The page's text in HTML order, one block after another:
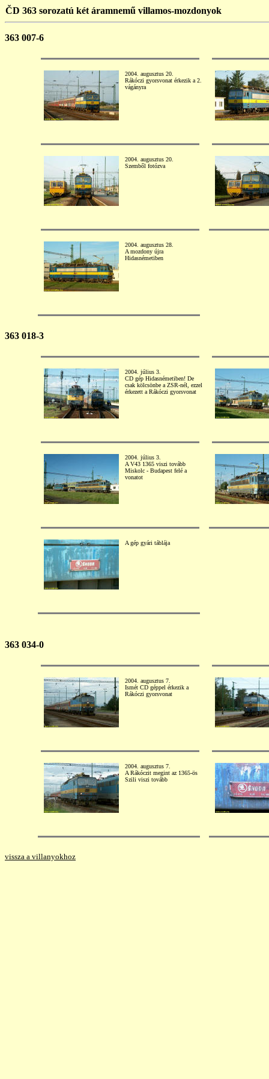
ČD 363 sorozatú két áramnemű villamos-mozdonyok
363 007-6
2004. augusztus 20.
Rákóczi gyorsvonat érkezik a 2.
vágányra
2004. augusztus 20.
Szemből fotózva
2004. augusztus 28.
A mozdony újra
Hidasnémetiben
363 018-3
2004. július 3.
CD gép Hidasnémetiben! De
csak kölcsönbe a ZSR-nél, ezzel
érkezett a Rákóczi gyorsvonat
2004. július 3.
A V43 1365 viszi tovább
Miskolc - Budapest felé a
vonatot
A gép gyári táblája
363 034-0
2004. augusztus 7.
Ismét CD géppel érkezik a
Rákóczi gyorsvonat
2004. augusztus 7.
A Rákóczit megint az 1365-ös
Szili viszi tovább
vissza a villanyokhoz